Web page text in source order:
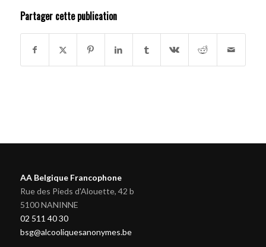
Partager cette publication
AA Belgique Francophone
Rue des Pieds d'Alouette, 42 b
5100 NANINNE
02 511 40 30
bsg@alcooliquesanonymes.be